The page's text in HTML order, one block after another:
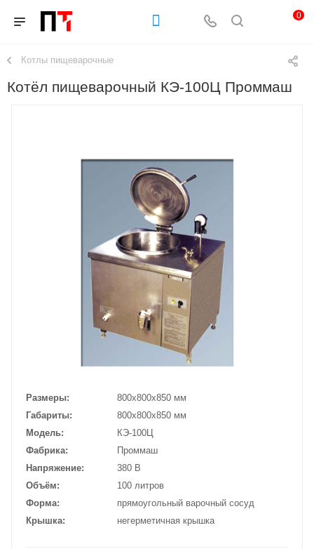
0
Котлы пищеварочные
Котёл пищеварочный КЭ-100Ц Проммаш
Размеры
800х800х850 мм
Габариты
800x800x850 мм
Модель
КЭ-100Ц
Фабрика
Проммаш
Напряжение
380 В
Объём
100 литров
Форма
прямоугольный варочный сосуд
Крышка
негерметичная крышка